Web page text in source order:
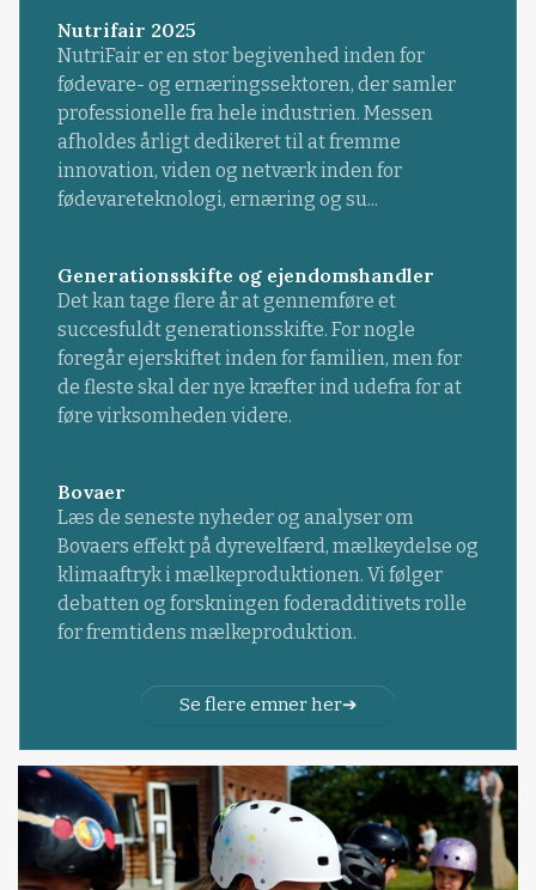
Nutrifair 2025
NutriFair er en stor begivenhed inden for
fødevare- og ernæringssektoren, der samler
professionelle fra hele industrien. Messen
afholdes årligt dedikeret til at fremme
innovation, viden og netværk inden for
fødevareteknologi, ernæring og su...
Generationsskifte og ejendomshandler
Det kan tage flere år at gennemføre et
succesfuldt generationsskifte. For nogle
foregår ejerskiftet inden for familien, men for
de fleste skal der nye kræfter ind udefra for at
føre virksomheden videre.
Bovaer
Læs de seneste nyheder og analyser om
Bovaers effekt på dyrevelfærd, mælkeydelse og
klimaaftryk i mælkeproduktionen. Vi følger
debatten og forskningen foderadditivets rolle
for fremtidens mælkeproduktion.
Se flere emner her